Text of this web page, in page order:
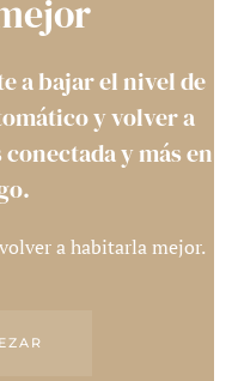
a bajar el nivel de
y volver a
y más en
a habitarla mejor.